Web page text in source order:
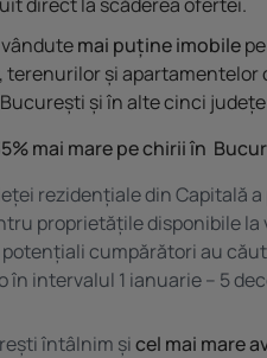
mai puține imobile
terenurilor și
și în alte cinci
mai mare pe chirii în
rezidențiale din Capitală
proprietățile disponibile la
cumpărători au
în intervalul 1 ianuarie – 5
întâlnim șicel mai mare